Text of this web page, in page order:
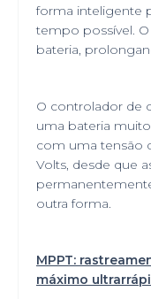
forma inteligente
tempo possível.
bateria,
O controlador de
uma bateria
com uma tensão
Volts, desde que
outra forma.
MPPT:
máximo